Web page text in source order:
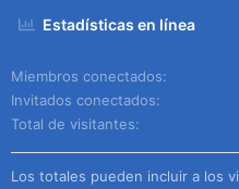
Estadísticas en línea
Miembros conectados
Invitados conectados
Total de visitantes
Los totales pueden incluir a los